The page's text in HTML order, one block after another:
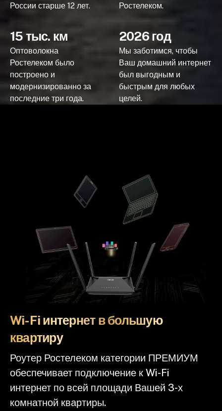
России старше 12 лет.
Ростелеком.
15 тыс. км
Оптоволокна
Ростелеком было
построено и
модернизированно за
последние три года.
2026 год
Мы заботимся, чтобы
Ваш домашний интернет
был выгодным и
быстрым для любых
целей.
Wi-Fi интернет в большую
квартиру
Роутер Ростелеком категории ПРЕМИУМ
обеспечивает подключение к Wi-Fi
интернет по всей площади Вашей 3-х
комнатной квартиры.